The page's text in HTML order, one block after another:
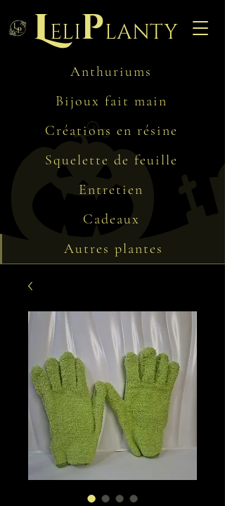
Leliplanty
Anthuriums
Bijoux fait main
Créations en résine
Squelette de feuille
Entretien
Cadeaux
Autres plantes